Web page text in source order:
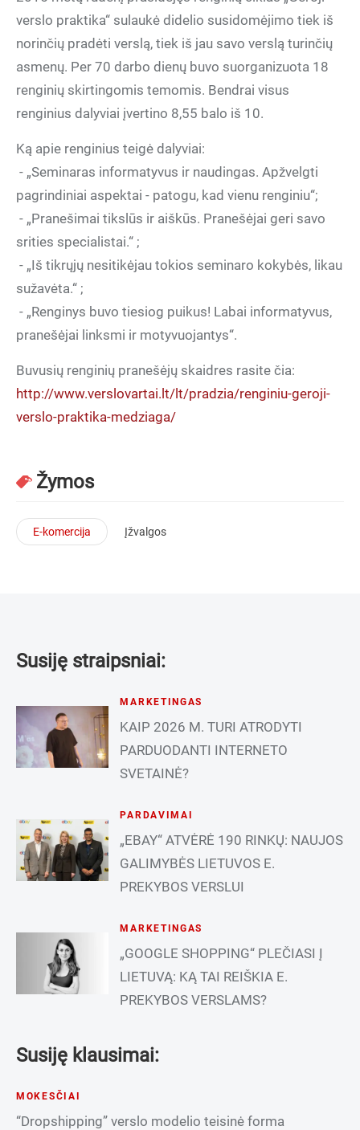
verslo praktika“ sulaukė didelio susidomėjimo tiek iš
norinčių pradėti verslą, tiek iš jau savo verslą turinčių
asmenų. Per 70 darbo dienų buvo suorganizuota 18
renginių skirtingomis temomis. Bendrai visus
renginius dalyviai įvertino 8,55 balo iš 10.
Ką apie renginius teigė dalyviai:
- „Seminaras informatyvus ir naudingas. Apžvelgti
pagrindiniai aspektai - patogu, kad vienu renginiu“;
- „Pranešimai tikslūs ir aiškūs. Pranešėjai geri savo
srities specialistai.“ ;
- „Iš tikrųjų nesitikėjau tokios seminaro kokybės, likau
sužavėta.“ ;
- „Renginys buvo tiesiog puikus! Labai informatyvus,
pranešėjai linksmi ir motyvuojantys“.
Buvusių renginių pranešėjų skaidres rasite čia:
http://www.verslovartai.lt/lt/pradzia/renginiu-geroji-
verslo-praktika-medziaga/
Žymos
E-komercija Įžvalgos
Susiję straipsniai:
MARKETINGAS
KAIP 2026 M. TURI ATRODYTI
PARDUODANTI INTERNETO
SVETAINĖ?
PARDAVIMAI
„EBAY“ ATVĖRĖ 190 RINKŲ: NAUJOS
GALIMYBĖS LIETUVOS E.
PREKYBOS VERSLUI
MARKETINGAS
„GOOGLE SHOPPING“ PLEČIASI Į
LIETUVĄ: KĄ TAI REIŠKIA E.
PREKYBOS VERSLAMS?
Susiję klausimai:
MOKESČIAI
“Dropshipping” verslo modelio teisinė forma